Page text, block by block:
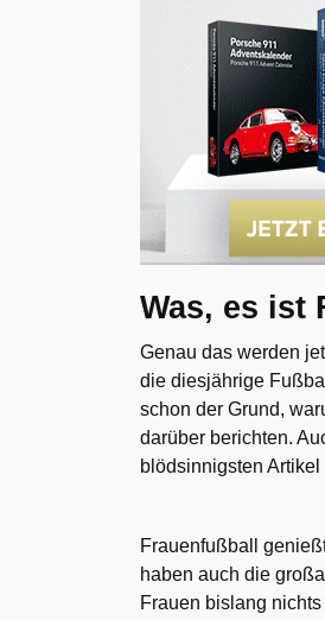
Was, es ist
Genau das werden
die diesjährige
schon der Grund,
darüber berichten.
blödsinnigsten
Frauenfußball
haben auch die
Frauen bislang